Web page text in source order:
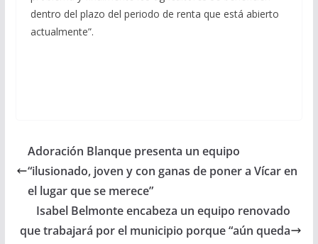
dentro del plazo del periodo de renta que está abierto
actualmente”.
Adoración Blanque presenta un equipo
“ilusionado, joven y con ganas de poner a Vícar en
el lugar que se merece”
Isabel Belmonte encabeza un equipo renovado
que trabajará por el municipio porque “aún queda